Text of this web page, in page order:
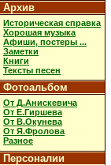
Архив
Историческая справка
Хорошая музыка
Афиши, постеры ...
Заметки
Книги
Тексты песен
Фотоальбом
От Д.Анискевича
От Е.Гиршева
От В.Окунева
От Я.Фролова
Разное
Персоналии